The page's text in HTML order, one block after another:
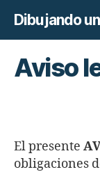
Dibujando
Aviso
El presente
obligaciones